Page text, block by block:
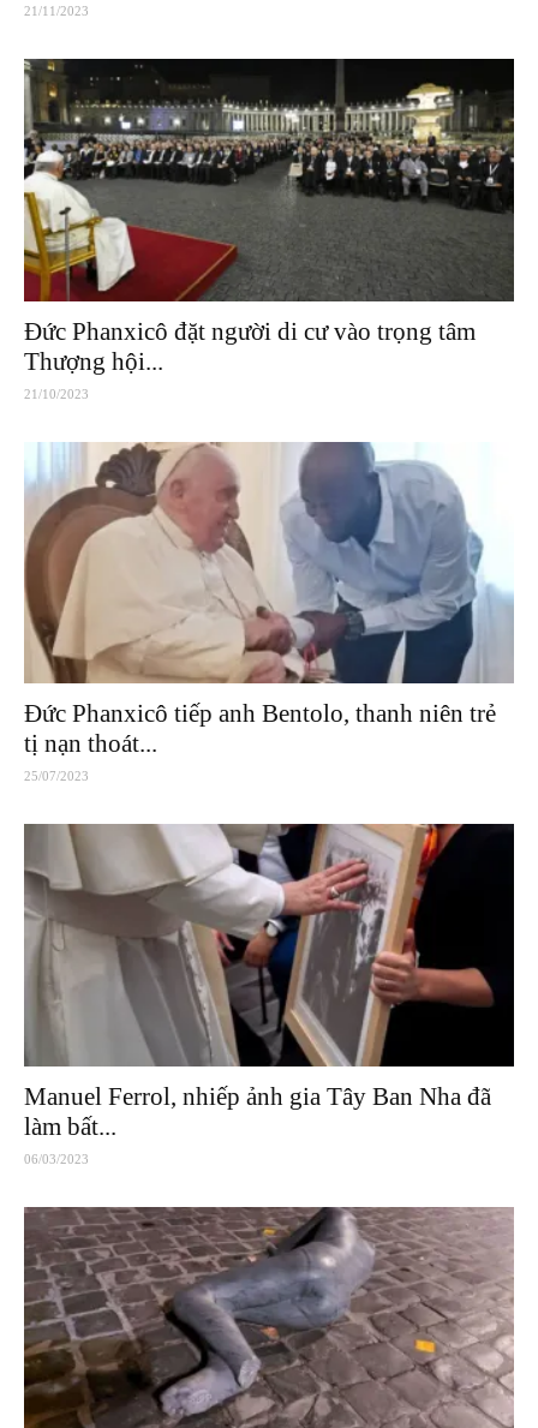
21/11/2023
Đức Phanxicô đặt người di cư vào trọng tâm
Thượng hội...
21/10/2023
Đức Phanxicô tiếp anh Bentolo, thanh niên trẻ
tị nạn thoát...
25/07/2023
Manuel Ferrol, nhiếp ảnh gia Tây Ban Nha đã
làm bất...
06/03/2023